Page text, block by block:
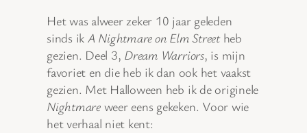
Het was alweer zeker 10 jaar geleden
sinds ik A Nightmare on Elm Streetheb
gezien. Deel 3, Dream Warriors, is mijn
favoriet en die heb ik dan ook het vaakst
gezien. Met Halloween heb ik de originele
Nightmareweer eens gekeken. Voor wie
het verhaal niet kent: